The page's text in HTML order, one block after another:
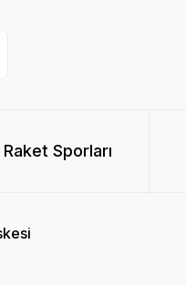
Raket Sporları